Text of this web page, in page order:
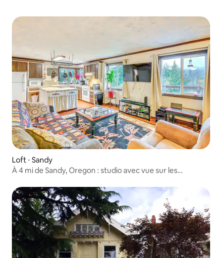
Loft ⋅ Sandy
À 4 mi de Sandy, Oregon : studio avec vue sur les